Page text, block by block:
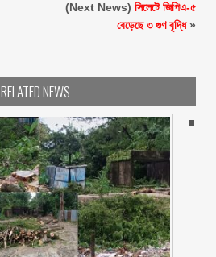
(Next News) সিলেটে জিপিএ-৫
বেড়েছে ৩ গুণ বৃদ্ধি»
RELATED NEWS